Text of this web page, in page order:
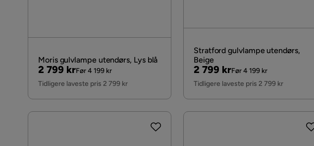
Moris gulvlampe utendørs, Lys blå
Pris
2 799 kr
Original
Pris
Før 4 199 kr
Tidligere laveste pris 2 799 kr
Stratford gulvlampe utendørs,
Beige
Pris
2 799 kr
Original
Pris
Før 4 199 kr
Tidligere laveste pris 2 799 kr